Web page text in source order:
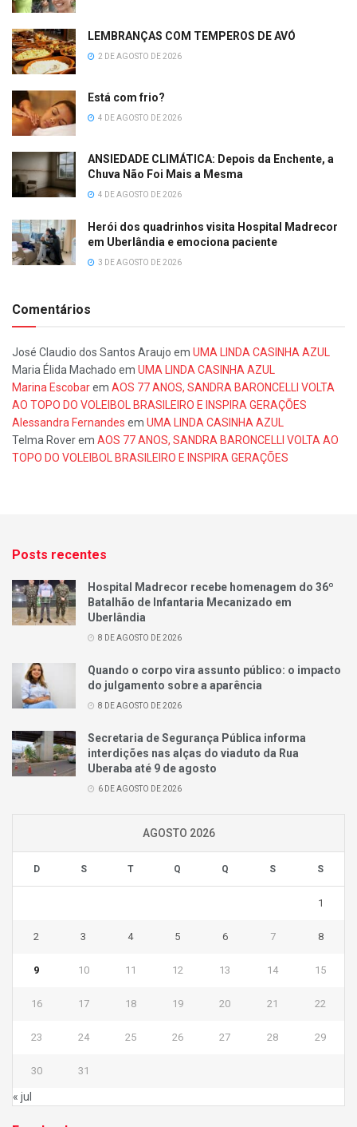
LEMBRANÇAS COM TEMPEROS DE AVÓ
2 DE AGOSTO DE 2026
Está com frio?
4 DE AGOSTO DE 2026
ANSIEDADE CLIMÁTICA: Depois da Enchente, a
Chuva Não Foi Mais a Mesma
4 DE AGOSTO DE 2026
Herói dos quadrinhos visita Hospital Madrecor
em Uberlândia e emociona paciente
3 DE AGOSTO DE 2026
Comentários
José Claudio dos Santos Araujo em UMA LINDA CASINHA AZUL
Maria Élida Machado em UMA LINDA CASINHA AZUL
Marina Escobarem AOS 77 ANOS, SANDRA BARONCELLI VOLTA
AO TOPO DO VOLEIBOL BRASILEIRO E INSPIRA GERAÇÕES
Alessandra Fernandes em UMA LINDA CASINHA AZUL
Telma Roverem AOS 77 ANOS, SANDRA BARONCELLI VOLTA AO
TOPO DO VOLEIBOL BRASILEIRO E INSPIRA GERAÇÕES
Posts recentes
Hospital Madrecor recebe homenagem do 36º
Batalhão de Infantaria Mecanizado em
Uberlândia
8 DE AGOSTO DE 2026
Quando o corpo vira assunto público: o impacto
do julgamento sobre a aparência
8 DE AGOSTO DE 2026
Secretaria de Segurança Pública informa
interdições nas alças do viaduto da Rua
Uberaba até 9 de agosto
6 DE AGOSTO DE 2026
AGOSTO 2026
D S T Q Q S S
1
2 3 4 5 6 7 8
9 10 11 12 13 14 15
16 17 18 19 20 21 22
23 24 25 26 27 28 29
30 31
« jul